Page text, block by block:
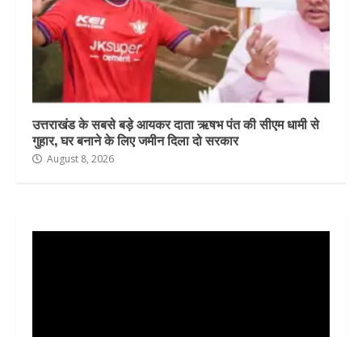
उत्तराखंड के सबसे बड़े आयकर दाता ऋषभ पंत की सीएम धामी से
गुहार, घर बनाने के लिए जमीन दिला दो सरकार
August 8, 2026